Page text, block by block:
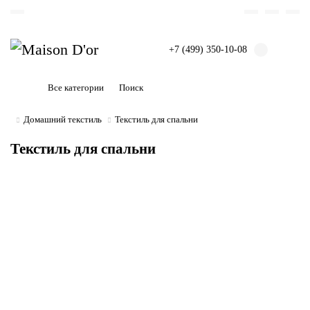
+7 (499) 350-10-08
Все категории
Домашний текстиль Текстиль для спальни
Текстиль для спальни